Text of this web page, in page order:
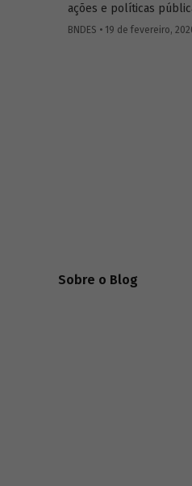
ações e políticas
dessas ações, no
BNDES • 19 de fevereiro,
Sobre o Blog